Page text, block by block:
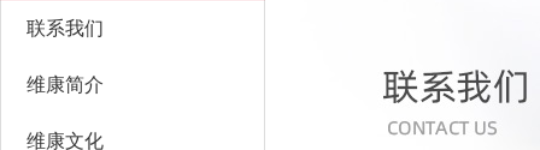
联系我们
维康简介
维康文化